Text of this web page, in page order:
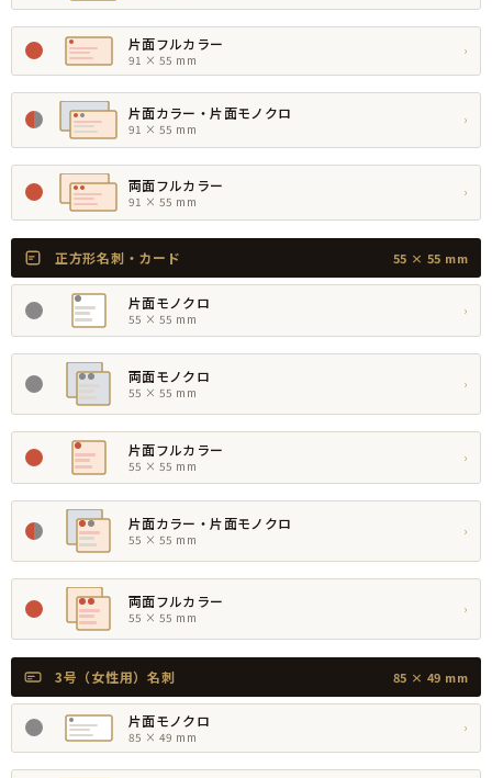
片面フルカラー
91 × 55 mm
›
片面カラー・片面モノクロ
91 × 55 mm
›
両面フルカラー
91 × 55 mm
›
正方形名刺・カード 55 × 55 mm
片面モノクロ
55 × 55 mm
›
両面モノクロ
55 × 55 mm
›
片面フルカラー
55 × 55 mm
›
片面カラー・片面モノクロ
55 × 55 mm
›
両面フルカラー
55 × 55 mm
›
3号（女性用）名刺 85 × 49 mm
片面モノクロ
85 × 49 mm
›